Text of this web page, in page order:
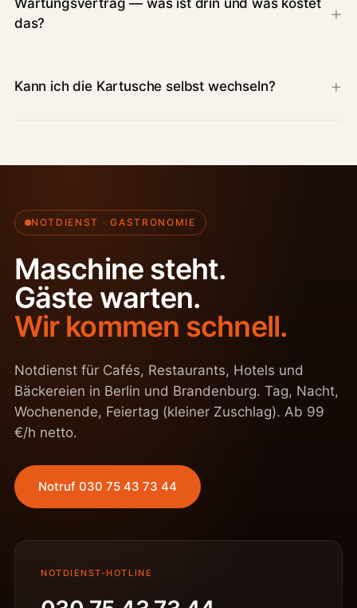
Wartungsvertrag — was ist drin und was kostet
das?
Kann ich die Kartusche selbst wechseln?
NOTDIENST · GASTRONOMIE
Maschine steht.
Gäste warten.
Wir kommen schnell.
Notdienst für Cafés, Restaurants, Hotels und
Bäckereien in Berlin und Brandenburg. Tag, Nacht,
Wochenende, Feiertag (kleiner Zuschlag). Ab 99
€/h netto.
Notruf 030 75 43 73 44
NOTDIENST-HOTLINE